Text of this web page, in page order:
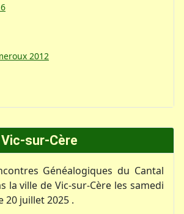
Vic-sur-Cère
Généalogiques du Cantal
la ville de Vic-sur-Cère les samedi
20 juillet 2025 .
2012